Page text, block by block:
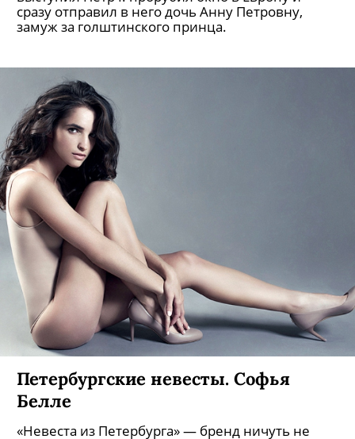
Петербургские невесты. Полина
Захарова
«Невеста из Петербурга» — бренд ничуть не